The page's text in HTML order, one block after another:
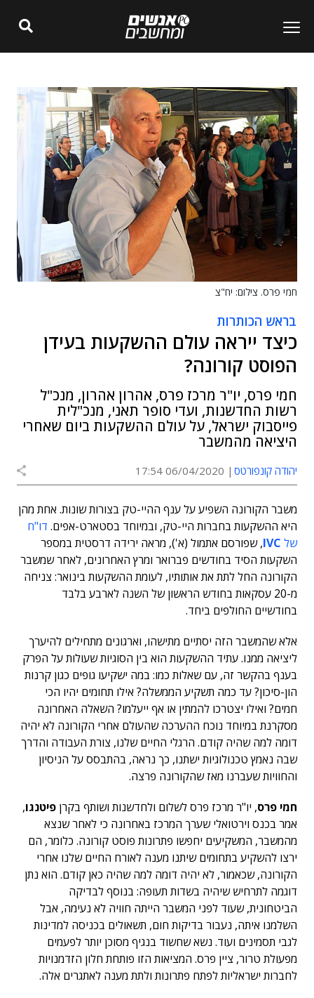
חמי פרס. צילום: יח"צ
בראש הכותרות
כיצד ייראה עולם ההשקעות בעידן
הפוסט קורונה?
חמי פרס, יו"ר מרכז פרס, אהרון אהרון, מנכ"ל
רשות החדשנות, ועדי סופר תאני, מנכ"לית
פייסבוק ישראל, על עולם ההשקעות ביום שאחרי
היציאה מהמשבר
יהודה קונפורטס 06/04/2020 17:54
משבר הקורונה השפיע על ענף ההיי-טק בצורות שונות. אחת מהן
היא ההשקעות בחברות היי-טק, ובמיוחד בסטארט-אפים. דו"ח
של IVC, שפורסם אתמול (א'), מראה ירידה דרסטית במספר
השקעות הסיד בחודשים פברואר ומרץ האחרונים, לאחר שמשבר
הקורונה החל לתת את אותותיו, לעומת ההשקעות בינואר: צניחה
מ-20 עסקאות בחודש הראשון של השנה לארבע בלבד
בחודשיים החולפים ביחד.
אלא שהמשבר הזה יסתיים מתישהו, וארגונים מתחילים להיערך
ליציאה ממנו. עתיד ההשקעות הוא בין הסוגיות שעולות על הפרק
בענף בהקשר זה, עם שאלות כמו: במה ישקיעו גופים כגון קרנות
הון-סיכון? עד כמה תשקיע הממשלה? אילו תחומים יהיו הכי
חמים? ואילו יצטרכו להמתין או אף ייעלמו? השאלה האחרונה
מסקרנת במיוחד נוכח ההערכה שהעולם אחרי הקורונה לא יהיה
דומה למה שהיה קודם. הרגלי החיים שלנו, צורת העבודה והדרך
שבה נאמץ טכנולוגיות ישתנו, כך נראה, בהתבסס על הניסיון
והחוויות שעברנו מאז שהקורונה פרצה.
חמי פרס, יו"ר מרכז פרס לשלום ולחדשנות ושותף בקרן פיטנגו,
אמר בכנס וירטואלי שערך המרכז באחרונה כי לאחר שנצא
מהמשבר, המשקיעים יחפשו פתרונות פוסט קורונה. כלומר, הם
ירצו להשקיע בתחומים שיתנו מענה לאורח החיים שלנו אחרי
הקורונה, שכאמור, לא יהיה דומה למה שהיה כאן קודם. הוא נתן
דוגמה לתרחיש שיהיה בשדות תעופה: בנוסף לבדיקה
הביטחונית, שעוד לפני המשבר הייתה חוויה לא נעימה, אבל
השלמנו איתה, נעבור בדיקות חום, תשאולים בכניסה למדינות
לגבי תסמינים ועוד. נשא שחשוד בנגיף מסוכן יותר לפעמים
מפעולת טרור, ציין פרס. המציאות הזו פותחת חלון הזדמנויות
לחברות ישראליות לפתח פתרונות ולתת מענה לאתגרים אלה.